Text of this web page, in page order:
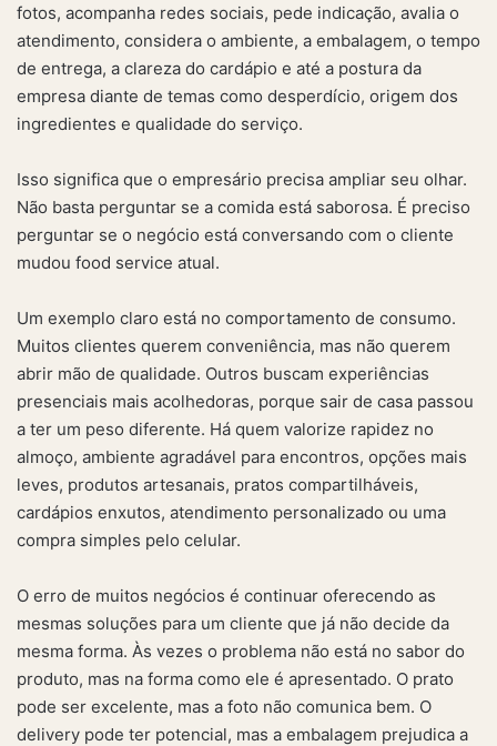
fotos, acompanha redes sociais, pede indicação, avalia o
atendimento, considera o ambiente, a embalagem, o tempo
de entrega, a clareza do cardápio e até a postura da
empresa diante de temas como desperdício, origem dos
ingredientes e qualidade do serviço.
Isso significa que o empresário precisa ampliar seu olhar.
Não basta perguntar se a comida está saborosa. É preciso
perguntar se o negócio está conversando com o cliente
mudou food service atual.
Um exemplo claro está no comportamento de consumo.
Muitos clientes querem conveniência, mas não querem
abrir mão de qualidade. Outros buscam experiências
presenciais mais acolhedoras, porque sair de casa passou
a ter um peso diferente. Há quem valorize rapidez no
almoço, ambiente agradável para encontros, opções mais
leves, produtos artesanais, pratos compartilháveis,
cardápios enxutos, atendimento personalizado ou uma
compra simples pelo celular.
O erro de muitos negócios é continuar oferecendo as
mesmas soluções para um cliente que já não decide da
mesma forma. Às vezes o problema não está no sabor do
produto, mas na forma como ele é apresentado. O prato
pode ser excelente, mas a foto não comunica bem. O
delivery pode ter potencial, mas a embalagem prejudica a